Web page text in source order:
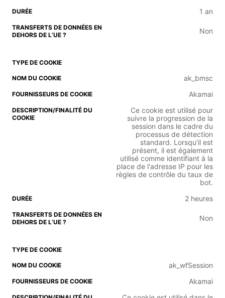
1 an
Non
ak_bmsc
Akamai
Ce cookie est utilisé pour
suivre la progression de la
session dans le cadre du
processus de détection
standard. Lorsqu'il est
présent, il est également
utilisé comme identifiant à la
place de l'adresse IP pour les
règles de contrôle du taux de
bot.
2 heures
Non
ak_wfSession
Akamai